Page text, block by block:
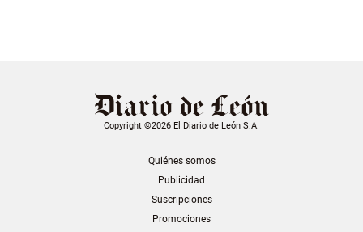
Copyright ©2026 El Diario de León S.A.
Quiénes somos
Publicidad
Suscripciones
Promociones